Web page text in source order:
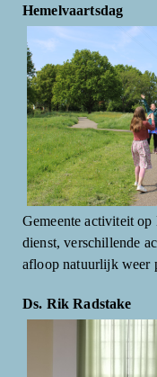
Hemelvaartsdag
Gemeente activiteit
dienst, verschillende
afloop natuurlijk weer
Ds. Rik Radstake